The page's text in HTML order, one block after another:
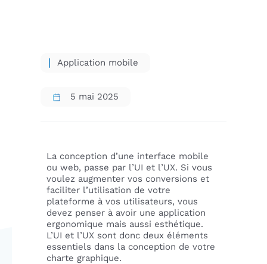
Application mobile
5 mai 2025
La conception d’une interface mobile
ou web, passe par l’UI et l’UX. Si vous
voulez augmenter vos conversions et
faciliter l’utilisation de votre
plateforme à vos utilisateurs, vous
devez penser à avoir une application
ergonomique mais aussi esthétique.
L’UI et l’UX sont donc deux éléments
essentiels dans la conception de votre
charte graphique.